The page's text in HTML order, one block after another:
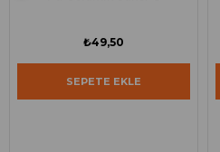
₺49,50
SEPETE EKLE